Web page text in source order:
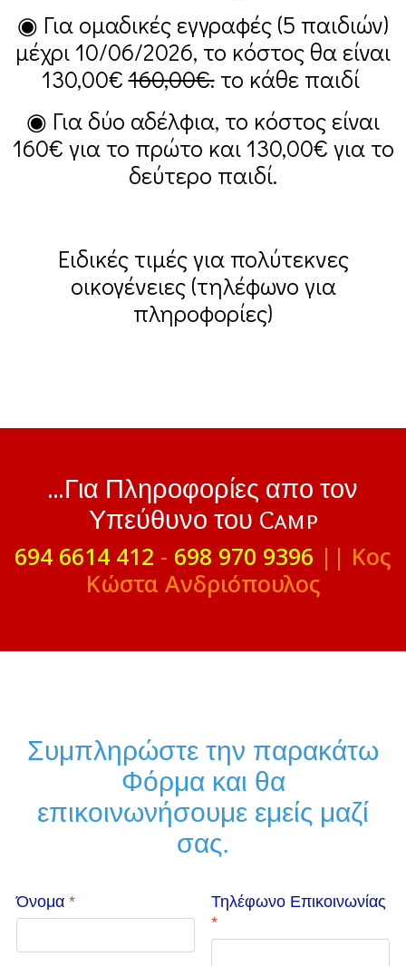
◉ Για ομαδικές εγγραφές (5 παιδιών)
μέχρι 10/06/2026, το κόστος θα είναι
130,00€160,00€.το κάθε παιδί
◉ Για δύο αδέλφια, το κόστος είναι
160€ για το πρώτο και 130,00€ για το
δεύτερο παιδί.
Ειδικές τιμές για πολύτεκνες
οικογένειες (τηλέφωνο για
πληροφορίες)
...Για Πληροφορίες απο τον
Υπεύθυνο του Camp
694 6614 412 - 698 970 9396 || Κος
Κώστα Ανδριόπουλος
Συμπληρώστε την παρακάτω
Φόρμα και θα
επικοινωνήσουμε εμείς μαζί
σας.
Όνομα *
Τηλέφωνο Επικοινωνίας
*